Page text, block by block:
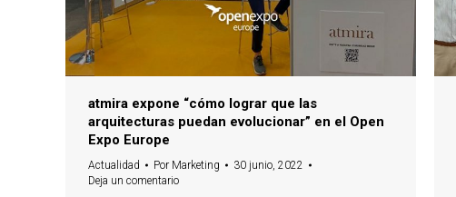
atmira expone “cómo lograr que las
arquitecturas puedan evolucionar” en el Open
Expo Europe
Actualidad Por Marketing
30 junio, 2022
Deja un comentario